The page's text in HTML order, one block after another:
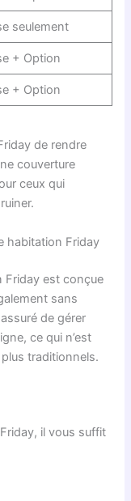
seulement
+ Option
+ Option
de rendre
couverture
ceux qui
habitation Friday
Friday est conçue
sans
de gérer
ce qui n’est
traditionnels.
il vous suffit